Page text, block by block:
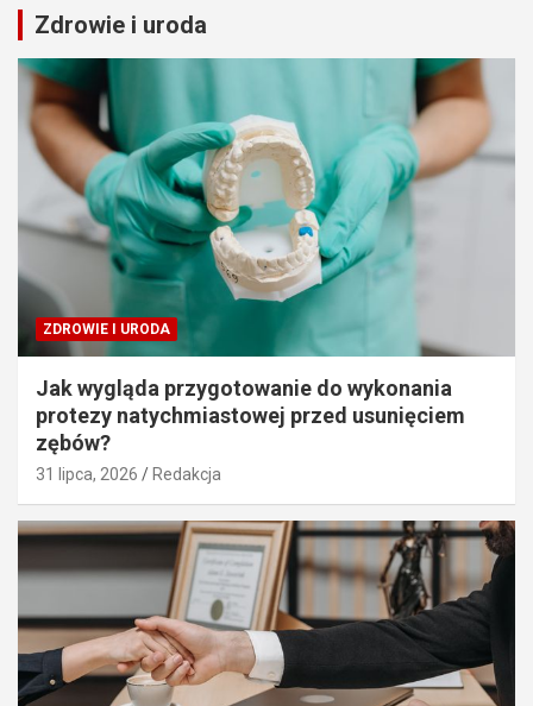
Zdrowie i uroda
ZDROWIE I URODA
Jak wygląda przygotowanie do wykonania
protezy natychmiastowej przed usunięciem
zębów?
31 lipca, 2026 Redakcja